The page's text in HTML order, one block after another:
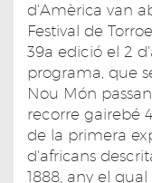
d'Amèrica van
Festival de
39a edició el 2
programa, que
Nou Món
recorre gairebé
de la primera
d'africans
1888, any el